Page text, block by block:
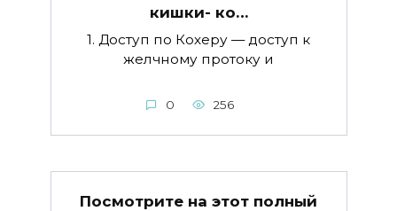
кишки- ко…
1. Доступ по Кохеру — доступ к
желчному протоку и
0 256
Посмотрите на этот полный